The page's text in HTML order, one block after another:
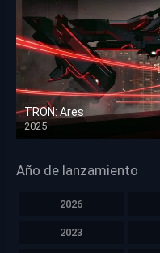
TRON: Ares
2025
HD 1080p
Año de lanzamiento
2026
2023